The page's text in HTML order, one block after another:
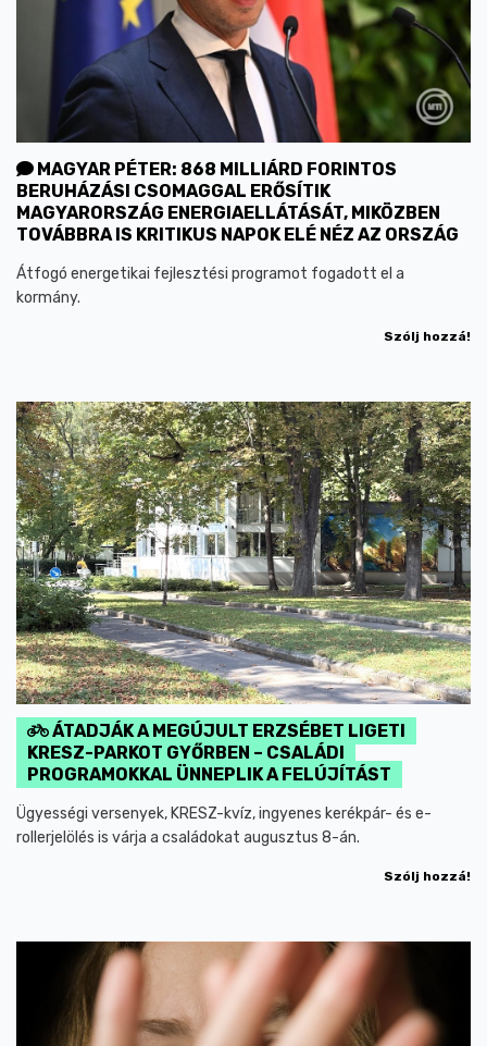
MAGYAR PÉTER: 868 MILLIÁRD FORINTOS
BERUHÁZÁSI CSOMAGGAL ERŐSÍTIK
MAGYARORSZÁG ENERGIAELLÁTÁSÁT, MIKÖZBEN
TOVÁBBRA IS KRITIKUS NAPOK ELÉ NÉZ AZ ORSZÁG
Átfogó energetikai fejlesztési programot fogadott el a
kormány.
Szólj hozzá!
ÁTADJÁK A MEGÚJULT ERZSÉBET LIGETI
KRESZ-PARKOT GYŐRBEN – CSALÁDI
PROGRAMOKKAL ÜNNEPLIK A FELÚJÍTÁST
Ügyességi versenyek, KRESZ-kvíz, ingyenes kerékpár- és e-
rollerjelölés is várja a családokat augusztus 8-án.
Szólj hozzá!